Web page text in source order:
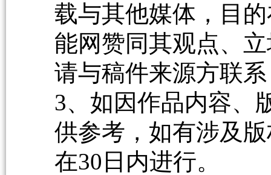
载与其他媒体，目
能网赞同其观点、
请与稿件来源方联
3、如因作品内容、
供参考，如有涉及
在30日内进行。